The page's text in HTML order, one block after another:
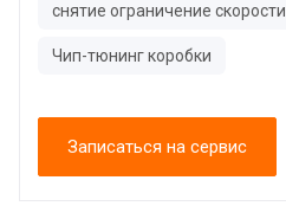
снятие ограничение скорости
Чип-тюнинг коробки
Записаться на сервис